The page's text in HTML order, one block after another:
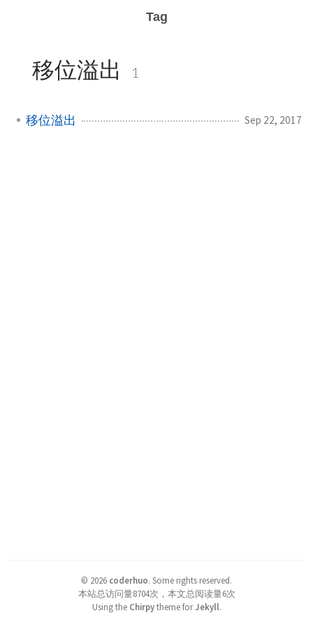
Tag
移位溢出 1
移位溢出 Sep 22, 2017
© 2026 coderhuo. Some rights reserved.
本站总访问量8704次，本文总阅读量6次
Using the Chirpytheme forJekyll.